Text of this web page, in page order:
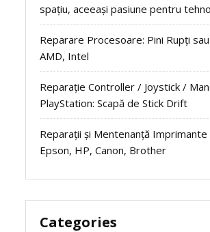
spațiu, aceeași pasiune pentru
Reparare Procesoare: Pini Rupți
AMD, Intel
Reparație Controller / Joystick /
PlayStation: Scapă de Stick Drift
Reparații și Mentenanță Imprimante
Epson, HP, Canon, Brother
Categories